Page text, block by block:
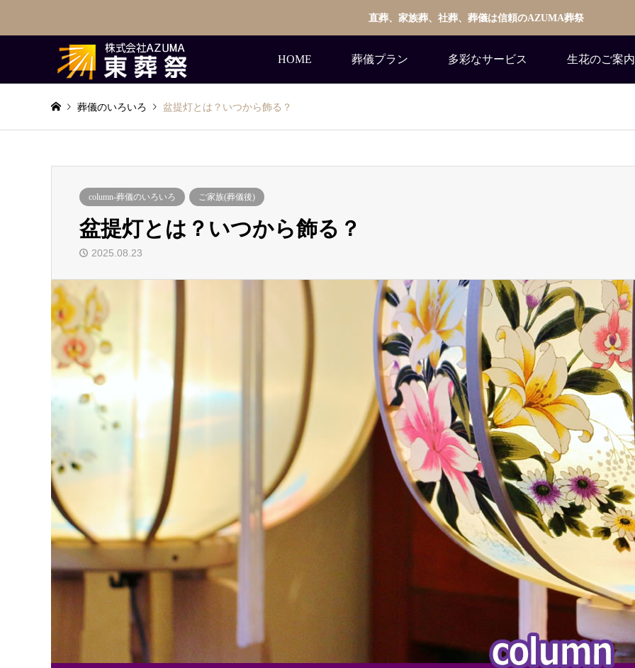
直葬、家族葬、社葬、葬儀は信頼のAZUMA葬祭
HOME 葬儀プラン 多彩なサービス 生花のご案内
葬儀のいろいろ 盆提灯とは？いつから飾る？
column-葬儀のいろいろ ご家族(葬儀後)
盆提灯とは？いつから飾る？
2025.08.23